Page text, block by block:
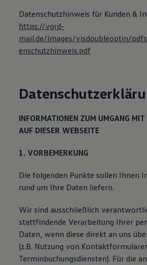
Magazin
Lifestyle
Transport
Familie
Elektromobilität
Volkswagen R
Datenschutzhinweis für Kunden &
https://vgrd-
mail.de/images/visdoubleoptin/
enschutzhinweis.pdf
INFORMATIONEN ZUM UMGANG MIT
AUF DIESER WEBSEITE
1. VORBEMERKUNG
Die folgenden Punkte sollen Ihnen
rund um Ihre Daten liefern.
Wir sind ausschließlich
stattfindende Verarbeitung Ihrer
Daten, wenn diese direkt an uns
(z.B. Nutzung von
Terminbuchungsdiensten). Für die